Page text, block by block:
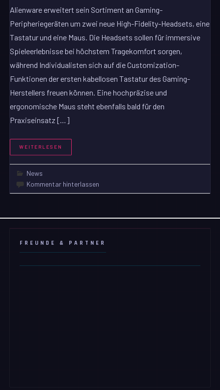
Alienware erweitert sein Sortiment an Gaming-
Peripheriegeräten um zwei neue High-Fidelity-Headsets, eine
Tastatur und eine Maus. Die Headsets sollen für immersive
Spieleerlebnisse bei höchstem Tragekomfort sorgen,
während Individualisten sich auf die Customization-
Funktionen der ersten kabellosen Tastatur des Gaming-
Herstellers freuen können. Eine hochpräzise und
ergonomische Maus steht ebenfalls bald für den
Praxiseinsatz […]
WEITERLESEN
News
Kommentar hinterlassen
FREUNDE & PARTNER